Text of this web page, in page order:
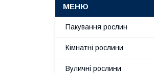
Пакування рослин
Кімнатні рослини
Вуличні рослини